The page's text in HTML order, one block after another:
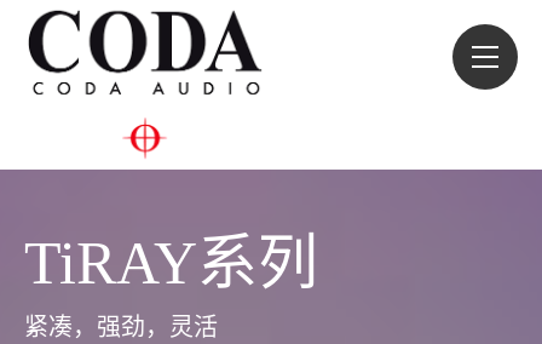
TiRAY系列
紧凑，强劲，灵活